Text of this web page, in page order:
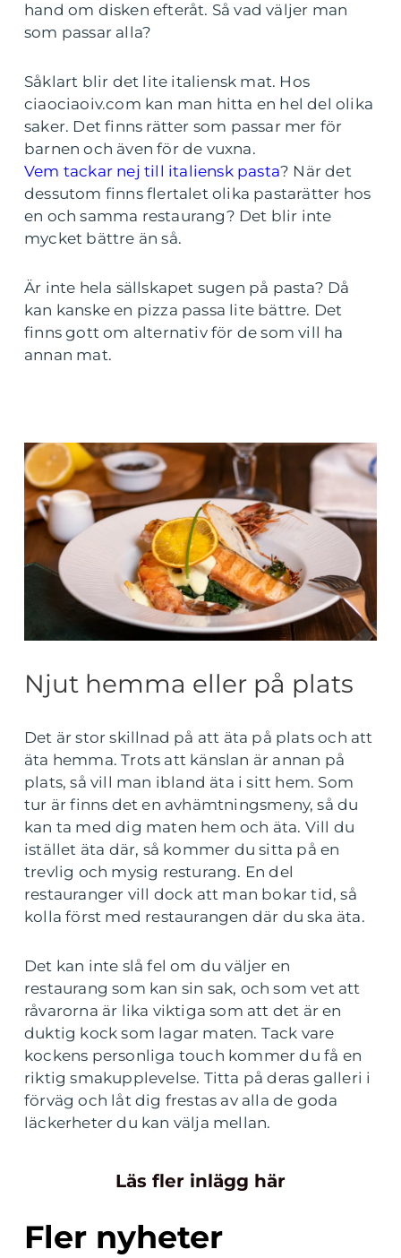
hand om disken efteråt. Så vad väljer man
som passar alla?
Såklart blir det lite italiensk mat. Hos
ciaociaoiv.com kan man hitta en hel del olika
saker. Det finns rätter som passar mer för
barnen och även för de vuxna.
Vem tackar nej till italiensk pasta? När det
dessutom finns flertalet olika pastarätter hos
en och samma restaurang? Det blir inte
mycket bättre än så.
Är inte hela sällskapet sugen på pasta? Då
kan kanske en pizza passa lite bättre. Det
finns gott om alternativ för de som vill ha
annan mat.
Njut hemma eller på plats
Det är stor skillnad på att äta på plats och att
äta hemma. Trots att känslan är annan på
plats, så vill man ibland äta i sitt hem. Som
tur är finns det en avhämtningsmeny, så du
kan ta med dig maten hem och äta. Vill du
istället äta där, så kommer du sitta på en
trevlig och mysig resturang. En del
restauranger vill dock att man bokar tid, så
kolla först med restaurangen där du ska äta.
Det kan inte slå fel om du väljer en
restaurang som kan sin sak, och som vet att
råvarorna är lika viktiga som att det är en
duktig kock som lagar maten. Tack vare
kockens personliga touch kommer du få en
riktig smakupplevelse. Titta på deras galleri i
förväg och låt dig frestas av alla de goda
läckerheter du kan välja mellan.
Läs fler inlägg här
Fler nyheter